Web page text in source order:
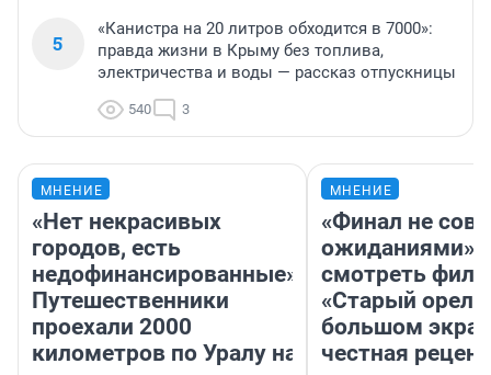
5
«Канистра на 20 литров обходится в 7000»:
правда жизни в Крыму без топлива,
электричества и воды — рассказ отпускницы
540 3
МНЕНИЕ
«Нет некрасивых
городов, есть
недофинансированные».
Путешественники
проехали 2000
километров по Уралу на
МНЕНИЕ
«Финал не
ожиданиями»:
смотреть
«Старый орел»
большом
честная